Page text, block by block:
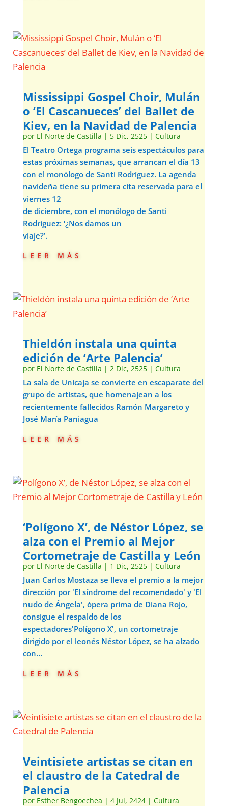
Mississippi Gospel Choir, Mulán
o ‘El Cascanueces’ del Ballet de
Kiev, en la Navidad de Palencia
por El Norte de Castilla | 5 Dic, 2525| Cultura
El Teatro Ortega programa seis espectáculos para
estas próximas semanas, que arrancan el día 13
con el monólogo de Santi Rodríguez. La agenda
navideña tiene su primera cita reservada para el
viernes 12
de diciembre, con el monólogo de Santi
Rodríguez: ‘¿Nos damos un
viaje?’.
leer más
Thieldón instala una quinta
edición de ‘Arte Palencia’
por El Norte de Castilla | 2 Dic, 2525| Cultura
La sala de Unicaja se convierte en escaparate del
grupo de artistas, que homenajean a los
recientemente fallecidos Ramón Margareto y
José María Paniagua
leer más
‘Polígono X’, de Néstor López, se
alza con el Premio al Mejor
Cortometraje de Castilla y León
por El Norte de Castilla | 1 Dic, 2525| Cultura
Juan Carlos Mostaza se lleva el premio a la mejor
dirección por 'El síndrome del recomendado' y 'El
nudo de Ángela', ópera prima de Diana Rojo,
consigue el respaldo de los
espectadores'Polígono X', un cortometraje
dirigido por el leonés Néstor López, se ha alzado
con...
leer más
Veintisiete artistas se citan en
el claustro de la Catedral de
Palencia
por Esther Bengoechea | 4 Jul, 2424| Cultura